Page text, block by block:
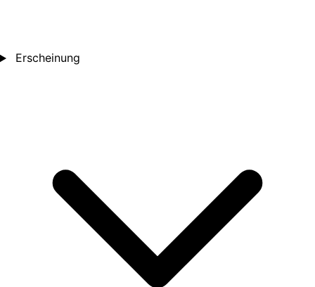
Erscheinung